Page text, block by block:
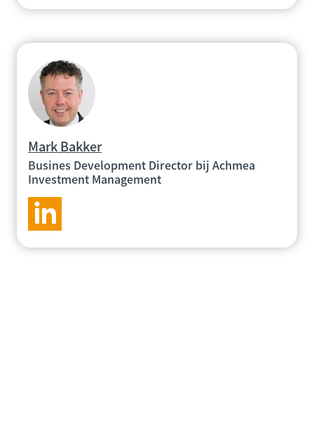
Mark Bakker
Busines Development Director bij Achmea
Investment Management